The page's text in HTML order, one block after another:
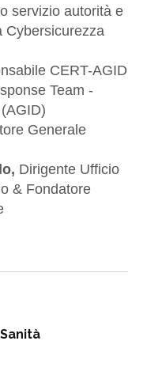
servizio autorità e
Cybersicurezza
CERT-AGID
Team -
Generale
Dirigente Ufficio
& Fondatore